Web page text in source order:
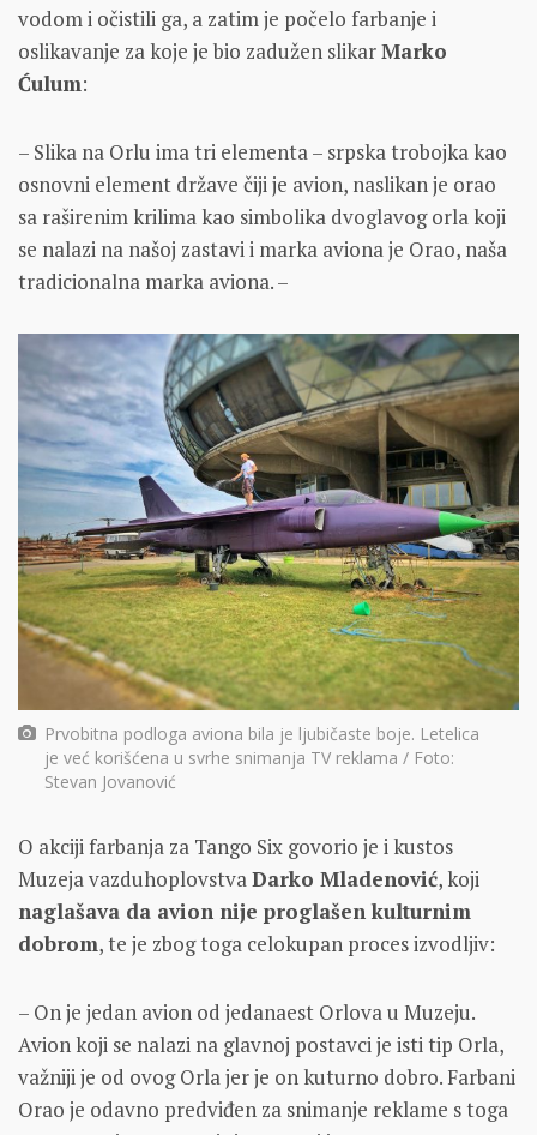
vodom i očistili ga, a zatim je počelo farbanje i
oslikavanje za koje je bio zadužen slikarMarko
Ćulum:
– Slika na Orlu ima tri elementa – srpska trobojka kao
osnovni element države čiji je avion, naslikan je orao
sa raširenim krilima kao simbolika dvoglavog orla koji
se nalazi na našoj zastavi i marka aviona je Orao, naša
tradicionalna marka aviona. –
Prvobitna podloga aviona bila je ljubičaste boje. Letelica
je već korišćena u svrhe snimanja TV reklama / Foto:
Stevan Jovanović
O akciji farbanja za Tango Six govorio je i kustos
Muzeja vazduhoplovstva Darko Mladenović, koji
naglašava da avion nije proglašen kulturnim
dobrom, te je zbog toga celokupan proces izvodljiv:
– On je jedan avion od jedanaest Orlova u Muzeju.
Avion koji se nalazi na glavnoj postavci je isti tip Orla,
važniji je od ovog Orla jer je on kuturno dobro. Farbani
Orao je odavno predviđen za snimanje reklame s toga